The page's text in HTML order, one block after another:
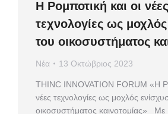
Η Ρομποτική και οι νέες
τεχνολογίες ως
του οικοσυστήματος
Νέα 13 Οκτώβριος 2023
ΤHINC INNOVATION FORUM «Η
νέες τεχνολογίες ως μοχλός
οικοσυστήματος καινοτομίας» Με